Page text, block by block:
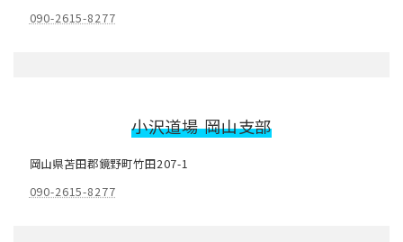
090-2615-8277
小沢道場 岡山支部
岡山県苫田郡鏡野町竹田207-1
090-2615-8277